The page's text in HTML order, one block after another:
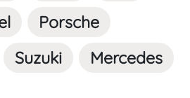
Porsche
Suzuki Mercedes